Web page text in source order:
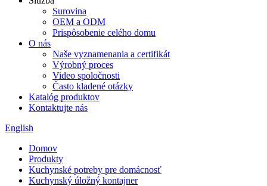
Surovina
OEM a ODM
Prispôsobenie celého domu
O nás
Naše vyznamenania a certifikát
Výrobný proces
Video spoločnosti
Často kladené otázky
Katalóg produktov
Kontaktujte nás
English
Domov
Produkty
Kuchynské potreby pre domácnosť
Kuchynský úložný kontajner